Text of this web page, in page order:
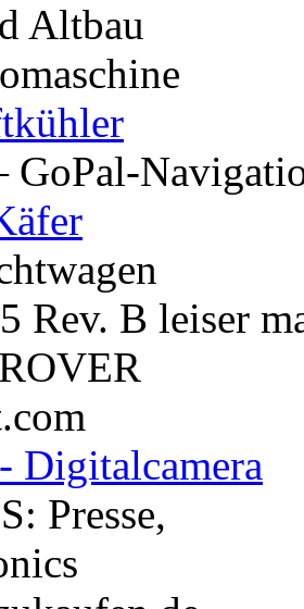
Altbau
Rev. B leiser
Digitalcamera
Presse,